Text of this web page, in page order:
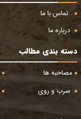
تماس با ما
درباره ما
دسته بندی مطالب
مصاحبه ها
سرب و روی